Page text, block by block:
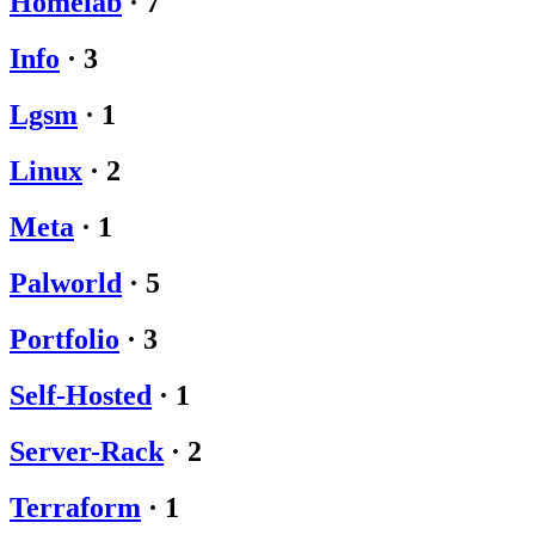
Info · 3
Lgsm · 1
Linux · 2
Meta · 1
Palworld · 5
Portfolio · 3
Self-Hosted · 1
Server-Rack · 2
Terraform · 1